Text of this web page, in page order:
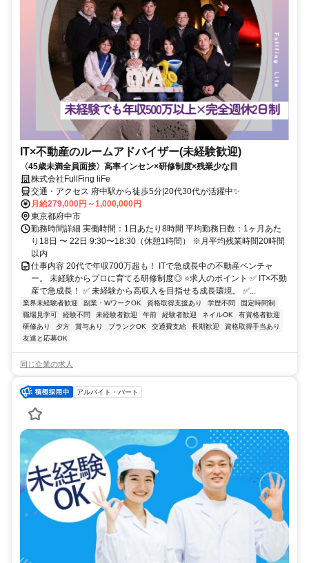
IT×不動産のルームアドバイザー(未経験歓迎)
〈45歳未満全員面接〉高率インセン×研修制度×残業少な目
株式会社FullFing liFe
交通・アクセス 府中駅から徒歩5分|20代30代が活躍中✨
月給279,000円～1,000,000円
東京都府中市
勤務時間詳細 実働時間：1日あたり8時間 平均勤務日数：1ヶ月あた
り18日 〜 22日 9:30〜18:30（休憩1時間） ※月平均残業時間20時間
以内
仕事内容 20代で年収700万超も！ ITで急成長中の不動産ベンチャ
ー。 未経験からプロに育てる研修制度◎ ⭐求人のポイント ✅ IT×不動
産で急成長！ ✅ 未経験から高収入を目指せる成長環境。 ✅...
業界未経験者歓迎 副業・WワークOK 資格取得支援あり 学歴不問
固定時間制
職場見学可
経験不問 未経験者歓迎 午前 経験者歓迎 ネイルOK
有資格者歓迎
研修あり
夕方 賞与あり ブランクOK 交通費支給 長期歓迎
資格取得手当あり
友達と応募OK
同じ企業の求人
アルバイト・パート